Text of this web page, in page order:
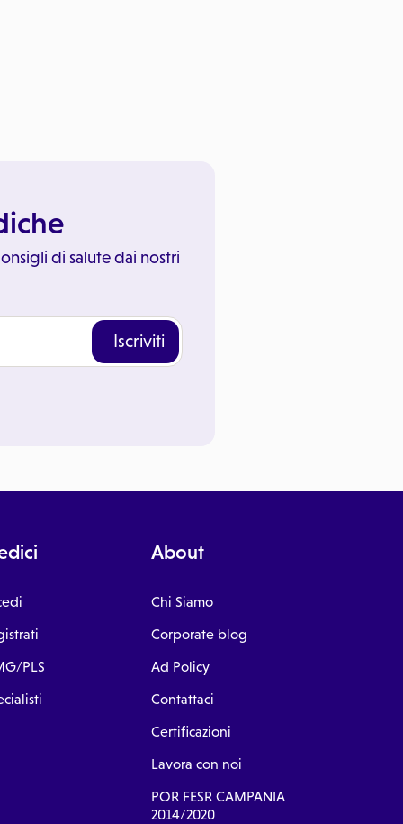
di salute dai nostri
Iscriviti
PLS
About
Chi Siamo
Corporate blog
Ad Policy
Contattaci
Certificazioni
Lavora con noi
POR FESR CAMPANIA
2014/2020